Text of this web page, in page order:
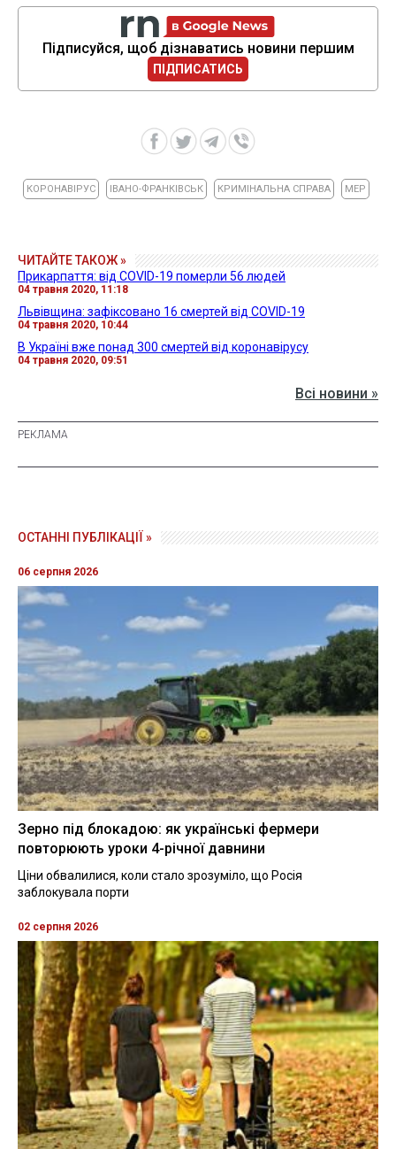
Підписуйся, щоб дізнаватись новини першим
ПІДПИСАТИСЬ
КОРОНАВІРУС ІВАНО-ФРАНКІВСЬК КРИМІНАЛЬНА СПРАВА МЕР
ЧИТАЙТЕ ТАКОЖ »
Прикарпаття: від COVID-19 померли 56 людей
04 травня 2020, 11:18
Львівщина: зафіксовано 16 смертей від COVID-19
04 травня 2020, 10:44
В Україні вже понад 300 смертей від коронавірусу
04 травня 2020, 09:51
Всі новини »
ОСТАННІ ПУБЛІКАЦІЇ »
06 серпня 2026
Зерно під блокадою: як українські фермери
повторюють уроки 4-річної давнини
Ціни обвалилися, коли стало зрозуміло, що Росія
заблокувала порти
02 серпня 2026